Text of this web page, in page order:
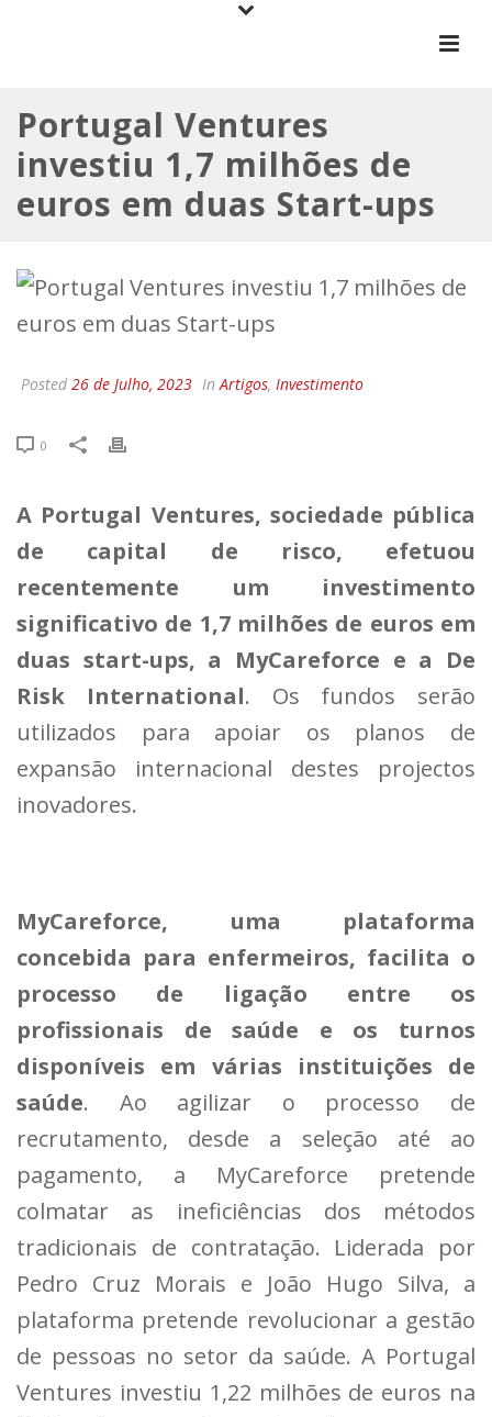
Portugal Ventures
investiu 1,7 milhões de
euros em duas Start-ups
Posted 26 de Julho, 2023 InArtigos, Investimento
0
A Portugal Ventures, sociedade pública
de capital de risco, efetuou
recentemente um investimento
significativo de 1,7 milhões de euros em
duas start-ups, a MyCareforce e a De
Risk International. Os fundos serão
utilizados para apoiar os planos de
expansão internacional destes projectos
inovadores.
MyCareforce, uma plataforma
concebida para enfermeiros, facilita o
processo de ligação entre os
profissionais de saúde e os turnos
disponíveis em várias instituições de
saúde. Ao agilizar o processo de
recrutamento, desde a seleção até ao
pagamento, a MyCareforce pretende
colmatar as ineficiências dos métodos
tradicionais de contratação. Liderada por
Pedro Cruz Morais e João Hugo Silva, a
plataforma pretende revolucionar a gestão
de pessoas no setor da saúde. A Portugal
Ventures investiu 1,22 milhões de euros na